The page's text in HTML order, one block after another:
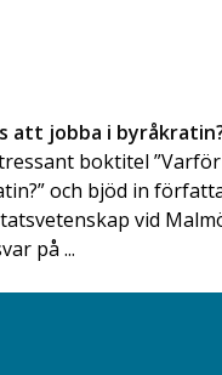
att jobba i
boktitel
och bjöd in
vid
på ...